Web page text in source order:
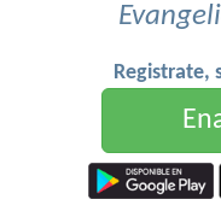
Registrate,